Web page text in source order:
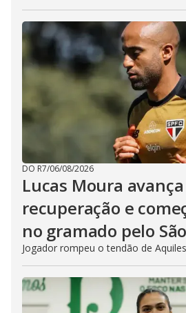
DO R7/06/08/2026
Lucas Moura
recuperação e
no gramado pelo
Jogador rompeu o tendão de Aquiles